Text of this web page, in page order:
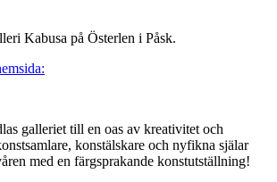
Kabusa på Österlen i Påsk.
galleriet till en oas av kreativitet och
konstälskare och nyfikna själar
med en färgsprakande konstutställning!